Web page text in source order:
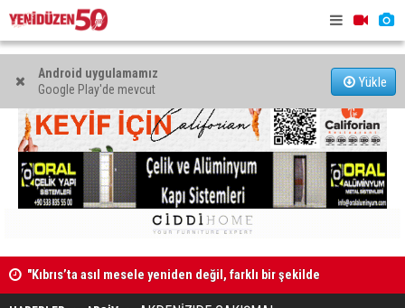
Android uygulamamız
Google Play'de mevcut
Yükle
"Kıbrıs’ta asıl mesele yeniden değil, farklı bir şekilde